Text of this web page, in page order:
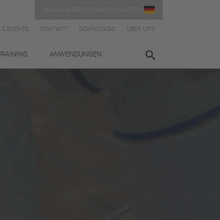
& EVENTS KONTAKT DOWNLOADS ÜBER UNS
ANWENDUNGEN